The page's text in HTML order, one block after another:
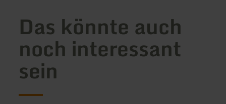
Das könnte auch
noch interessant
sein